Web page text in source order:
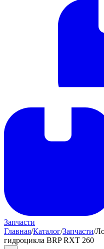
Запчасти
Главная/Каталог/Запчасти/
гидроцикла BRP RXT 260